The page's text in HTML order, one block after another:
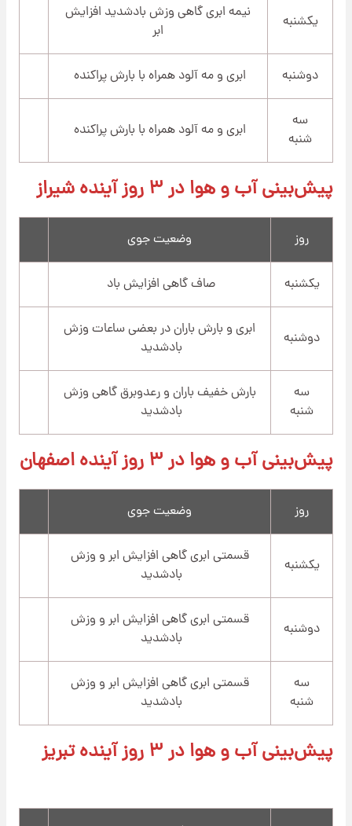
یکشنبه
نیمه ابری گاهی وزش بادشدید افزایش
ابر
دوشنبه ابری و مه آلود همراه با بارش پراکنده
سه
شنبه
ابری و مه آلود همراه با بارش پراکنده
پیش‌بینی آب و هوا در ۳ روز آینده شیراز
روز وضعیت جوی
یکشنبه صاف گاهی افزایش باد
دوشنبه
ابری و بارش باران در بعضی ساعات وزش
بادشدید
سه
شنبه
بارش خفیف باران و رعدوبرق گاهی وزش
بادشدید
پیش‌بینی آب و هوا در ۳ روز آینده اصفهان
روز وضعیت جوی
یکشنبه
قسمتی ابری گاهی افزایش ابر و وزش
بادشدید
دوشنبه
قسمتی ابری گاهی افزایش ابر و وزش
بادشدید
سه
شنبه
قسمتی ابری گاهی افزایش ابر و وزش
بادشدید
پیش‌بینی آب و هوا در ۳ روز آینده تبریز